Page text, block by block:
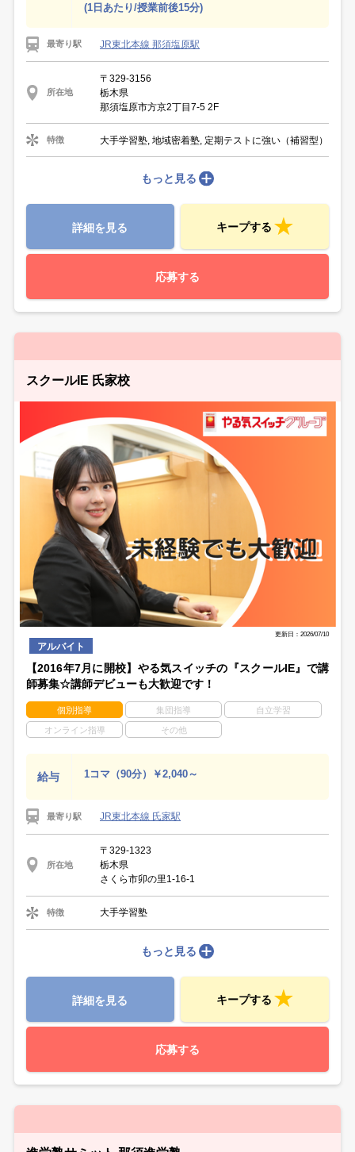
(1日あたり/授業前後15分)
最寄り駅 JR東北本線 那須塩原駅
所在地
〒329-3156
栃木県
那須塩原市方京2丁目7-5 2F
特徴 大手学習塾, 地域密着塾, 定期テストに強い（補習型）
もっと見る
詳細を見る キープする
応募する
スクールIE 氏家校
更新日：2026/07/10
アルバイト
【2016年7月に開校】やる気スイッチの『スクールIE』で講
師募集☆講師デビューも大歓迎です！
個別指導 集団指導 自立学習
オンライン指導 その他
給与 1コマ（90分）￥2,040～
最寄り駅 JR東北本線 氏家駅
所在地
〒329-1323
栃木県
さくら市卯の里1-16-1
特徴 大手学習塾
もっと見る
詳細を見る キープする
応募する